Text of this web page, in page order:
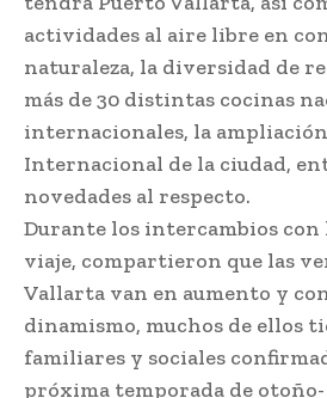
actividades al aire libre en
naturaleza, la diversidad de
más de 30 distintas cocinas
internacionales, la
Internacional de la ciudad,
novedades al respecto.
Durante los intercambios con
viaje, compartieron que las
Vallarta van en aumento y
dinamismo, muchos de ellos
familiares y sociales
próxima temporada de